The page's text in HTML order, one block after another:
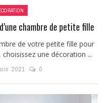
chambre de petite fille
de votre petite fille pour
choisissez une décoration ...
2021 0